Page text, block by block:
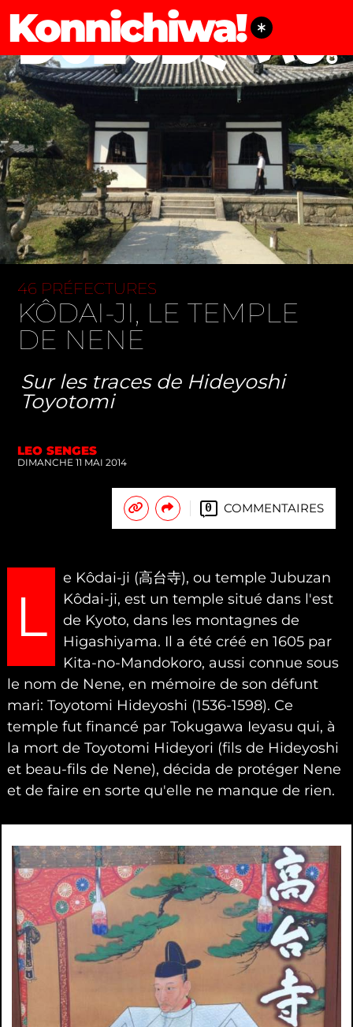
Konnichiwa!
46 PRÉFECTURES
KÔDAI-JI, LE TEMPLE
DE NENE
Sur les traces de Hideyoshi
Toyotomi
LEO SENGES
DIMANCHE 11 MAI 2014
0 COMMENTAIRES
L
e Kôdai-ji (高台寺), ou temple Jubuzan
Kôdai-ji, est un temple situé dans l'est
de Kyoto, dans les montagnes de
Higashiyama. Il a été créé en 1605 par
Kita-no-Mandokoro, aussi connue sous
le nom de Nene, en mémoire de son défunt
mari: Toyotomi Hideyoshi (1536-1598). Ce
temple fut financé par Tokugawa Ieyasu qui, à
la mort de Toyotomi Hideyori (fils de Hideyoshi
et beau-fils de Nene), décida de protéger Nene
et de faire en sorte qu'elle ne manque de rien.